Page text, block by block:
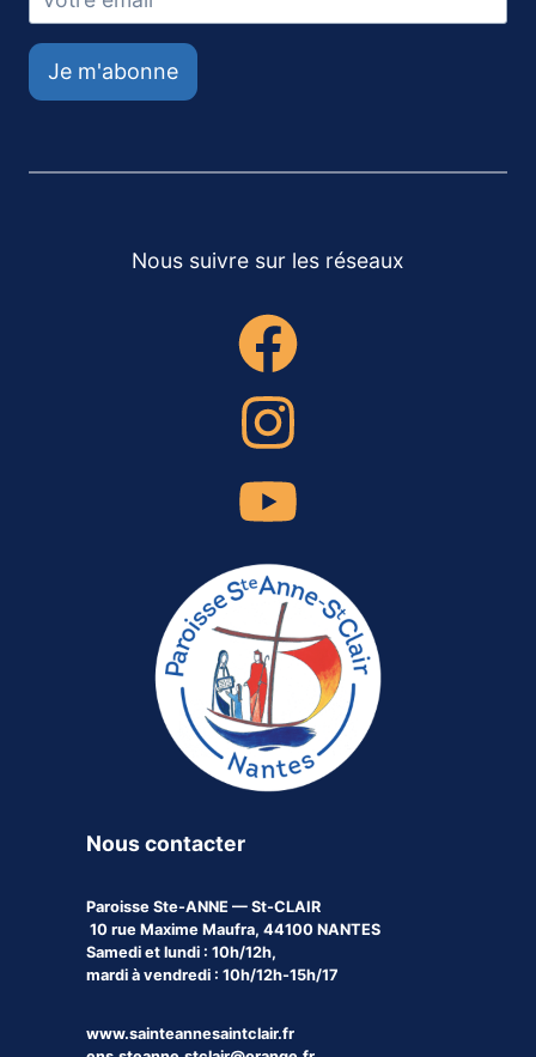
Je m'abonne
Nous suivre sur les réseaux
Nous contacter
Paroisse Ste-ANNE — St-CLAIR
10 rue Maxime Maufra, 44100 NANTES
Samedi et lundi : 10h/12h,
mardi à vendredi : 10h/12h-15h/17
www.sainteannesaintclair.fr